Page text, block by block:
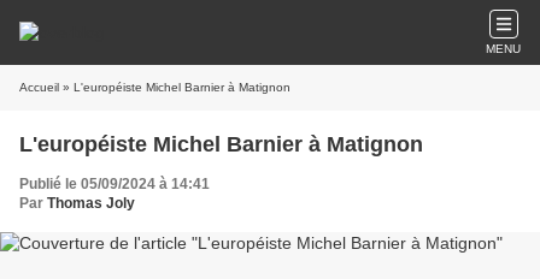
MENU
Accueil » L'européiste Michel Barnier à Matignon
L'européiste Michel Barnier à Matignon
Publié le 05/09/2024 à 14:41
Par Thomas Joly